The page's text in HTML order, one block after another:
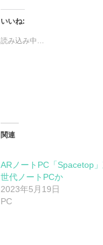
いいね:
読み込み中…
関連
ARノートPC「Spacetop
世代ノートPCか
2023年5月19日
PC